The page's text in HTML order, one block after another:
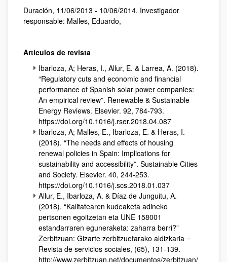
Duración, 11/06/2013 - 10/06/2014. Investigador
responsable: Malles, Eduardo,
Artículos de revista
Ibarloza, A; Heras, I., Allur, E. & Larrea, A. (2018).
“Regulatory cuts and economic and financial
performance of Spanish solar power companies:
An empirical review”. Renewable & Sustainable
Energy Reviews. Elsevier. 92, 784-793.
https://doi.org/10.1016/j.rser.2018.04.087
Ibarloza, A; Malles, E., Ibarloza, E. & Heras, I.
(2018). “The needs and effects of housing
renewal policies in Spain: Implications for
sustainability and accessibility”. Sustainable Cities
and Society. Elsevier. 40, 244-253.
https://doi.org/10.1016/j.scs.2018.01.037
Allur, E., Ibarloza, A. & Díaz de Junguitu, A.
(2018). “Kalitatearen kudeaketa adineko
pertsonen egoitzetan eta UNE 158001
estandarraren eguneraketa: zaharra berri?”
Zerbitzuan: Gizarte zerbitzuetarako aldizkaria =
Revista de servicios sociales, (65), 131-139.
http://www.zerbitzuan.net/documentos/zerbitzuan/